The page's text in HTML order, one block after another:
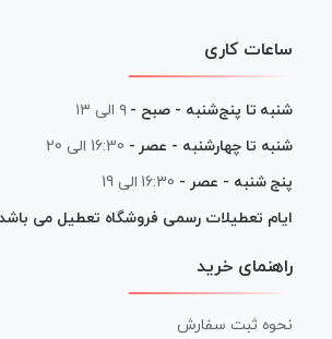
ساعات کاری
شنبه تا پنج‌شنبه - صبح - ۹ الی ۱۳
شنبه تا چهارشنبه - عصر - 16:30 الی 20
پنج شنبه - عصر - 16:30 الی 19
ایام تعطیلات رسمی فروشگاه تعطیل می باشد
راهنمای خرید
نحوه ثبت سفارش